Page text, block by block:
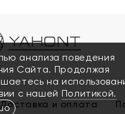
Доставка и оплата
анализа поведения
Сайта. Продолжая
на
с нашей Политикой.